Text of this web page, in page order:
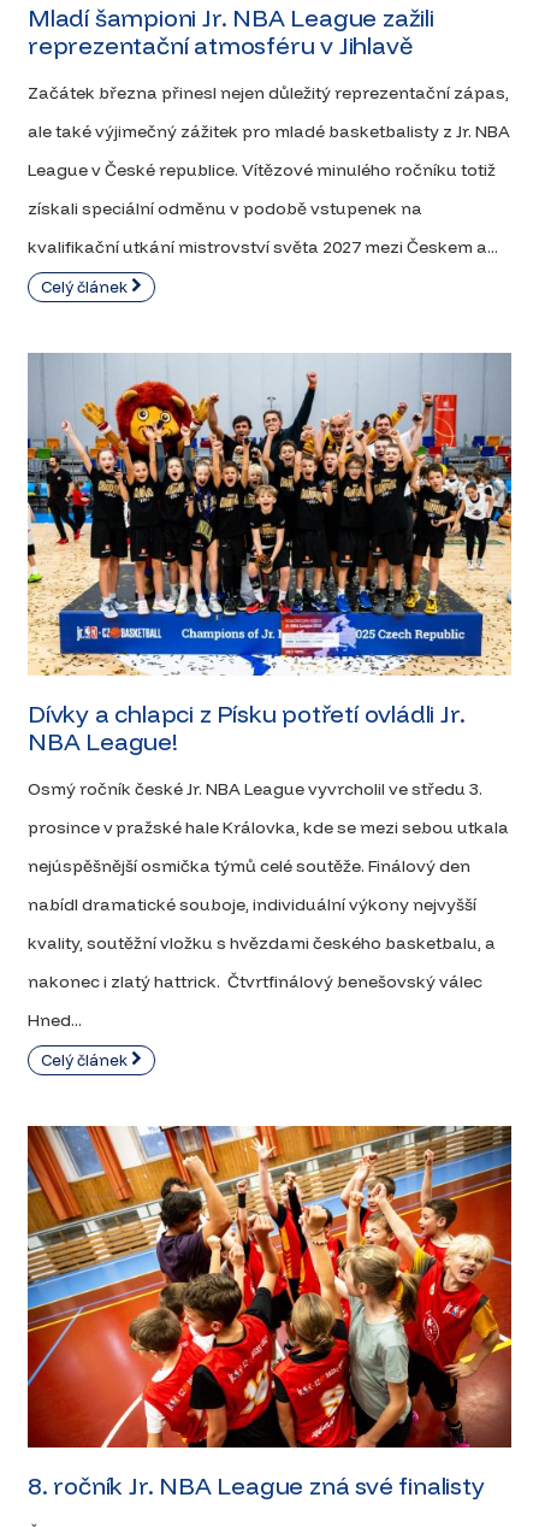
Mladí šampioni Jr. NBA League zažili
reprezentační atmosféru v Jihlavě
Začátek března přinesl nejen důležitý reprezentační zápas,
ale také výjimečný zážitek pro mladé basketbalisty z Jr. NBA
League v České republice. Vítězové minulého ročníku totiž
získali speciální odměnu v podobě vstupenek na
kvalifikační utkání mistrovství světa 2027 mezi Českem a...
Celý článek
Dívky a chlapci z Písku potřetí ovládli Jr.
NBA League!
Osmý ročník české Jr. NBA League vyvrcholil ve středu 3.
prosince v pražské hale Královka, kde se mezi sebou utkala
nejúspěšnější osmička týmů celé soutěže. Finálový den
nabídl dramatické souboje, individuální výkony nejvyšší
kvality, soutěžní vložku s hvězdami českého basketbalu, a
nakonec i zlatý hattrick. Čtvrtfinálový benešovský válec
Hned...
Celý článek
8. ročník Jr. NBA League zná své finalisty